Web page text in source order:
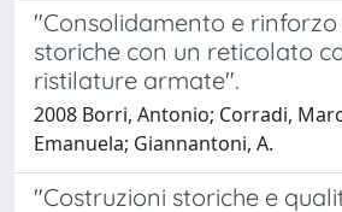
"Consolidamento e
storiche con un reticolato
ristilature armate".
2008 Borri, Antonio; Corradi,
Emanuela; Giannantoni, A.
"Costruzioni storiche e